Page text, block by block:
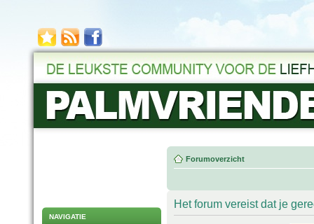
NAVIGATIE
Forumoverzicht
Het forum vereist dat je